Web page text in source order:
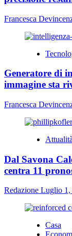
Francesca
Generatore di
immagine sta
Francesca
Attualità
Dal Savona
centra 11
Redazione Luglio 1,
Casa